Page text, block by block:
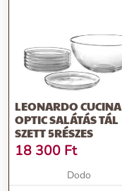
LEONARDO CUCINA
OPTIC SALÁTÁS TÁL
SZETT 5RÉSZES
18 300 Ft
Dodo